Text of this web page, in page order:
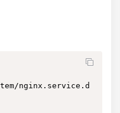
nginx.service.d